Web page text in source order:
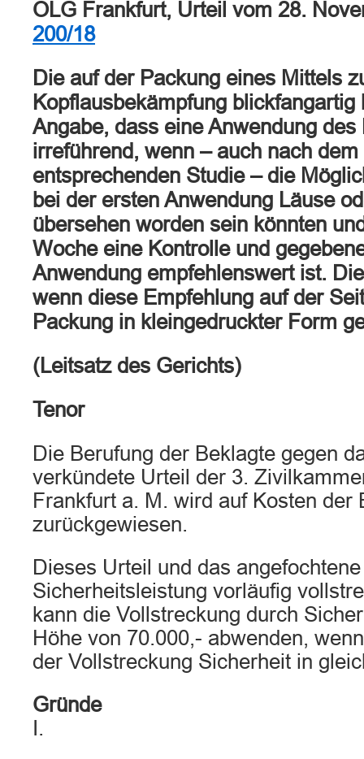
OLG Frankfurt, Urteil vom 28.
200/18
Die auf der Packung eines Mittels
Kopflausbekämpfung blickfangartig
Angabe, dass eine Anwendung
irreführend, wenn – auch nach
entsprechenden Studie – die
bei der ersten Anwendung Läuse
übersehen worden sein könnten
Woche eine Kontrolle und
Anwendung empfehlenswert ist.
wenn diese Empfehlung auf der
Packung in kleingedruckter Form
(Leitsatz des Gerichts)
Tenor
Die Berufung der Beklagte gegen
verkündete Urteil der 3.
Frankfurt a. M. wird auf Kosten der
zurückgewiesen.
Dieses Urteil und das
Sicherheitsleistung vorläufig
kann die Vollstreckung durch
Höhe von 70.000,- abwenden,
der Vollstreckung Sicherheit in
Gründe
I.